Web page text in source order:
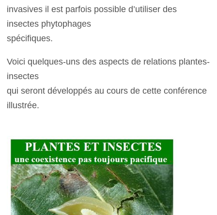
invasives il est parfois possible d’utiliser des
insectes phytophages
spécifiques.
Voici quelques-uns des aspects de relations plantes-
insectes
qui seront développés au cours de cette conférence
illustrée.